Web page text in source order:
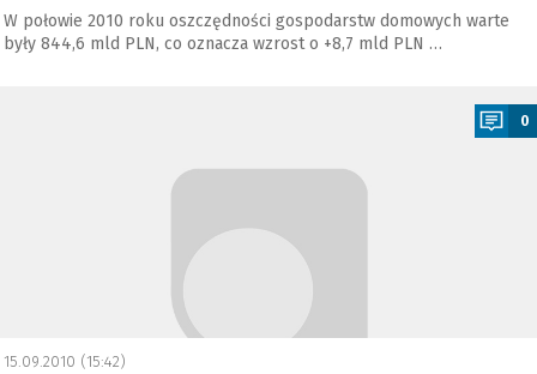
W połowie 2010 roku oszczędności gospodarstw domowych warte
były 844,6 mld PLN, co oznacza wzrost o +8,7 mld PLN …
0
15.09.2010 (15:42)